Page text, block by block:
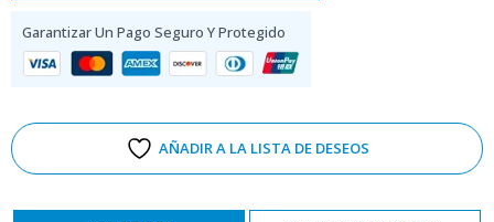
Garantizar Un Pago Seguro Y Protegido
AÑADIR A LA LISTA DE DESEOS